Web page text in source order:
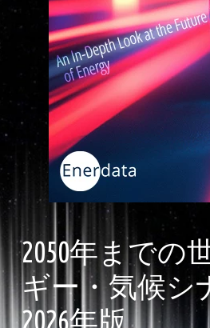
2050年までの
ギー・気候シ
2026年版